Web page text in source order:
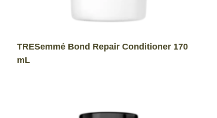
TRESemmé Bond Repair Conditioner 170
mL